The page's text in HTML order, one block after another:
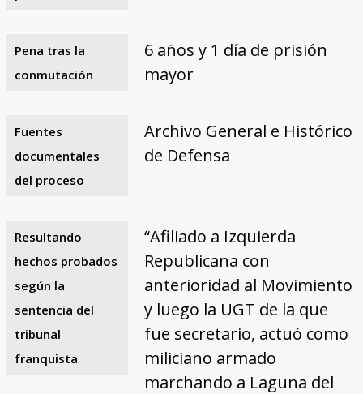
Pena tras la
conmutación
6 años y 1 día de prisión
mayor
Fuentes
documentales
del proceso
Archivo General e Histórico
de Defensa
Resultando
hechos probados
según la
sentencia del
tribunal
franquista
“Afiliado a Izquierda
Republicana con
anterioridad al Movimiento
y luego la UGT de la que
fue secretario, actuó como
miliciano armado
marchando a Laguna del